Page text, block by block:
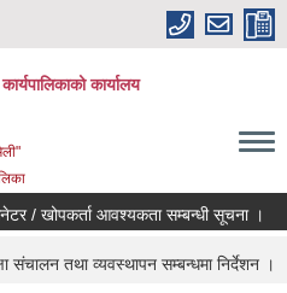
कार्यालय
खोपकर्ता आवश्यकता सम्बन्धी सूचना ।
संचालन तथा व्यवस्थापन सम्बन्धमा निर्देशन ।